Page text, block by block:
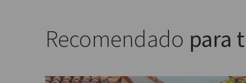
Recomendado para